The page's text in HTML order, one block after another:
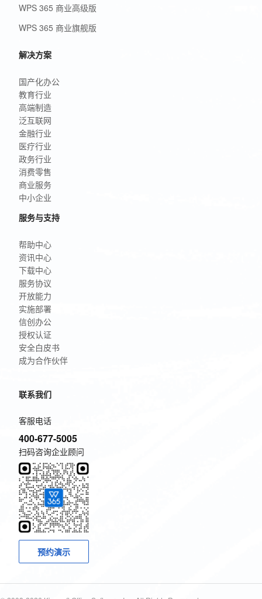
WPS 365 商业高级版
WPS 365 商业旗舰版
解决方案
国产化办公
教育行业
高端制造
泛互联网
金融行业
医疗行业
政务行业
消费零售
商业服务
中小企业
服务与支持
帮助中心
资讯中心
下载中心
服务协议
开放能力
实施部署
信创办公
授权认证
安全白皮书
成为合作伙伴
联系我们
客服电话
400-677-5005
扫码咨询企业顾问
预约演示